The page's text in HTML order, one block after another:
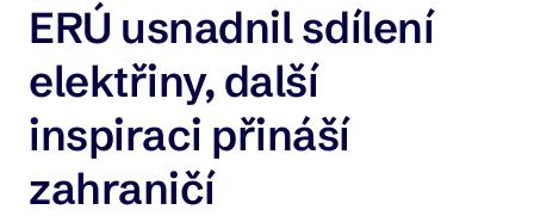
ERÚ usnadnil sdílení
elektřiny, další
inspiraci přináší
zahraničí